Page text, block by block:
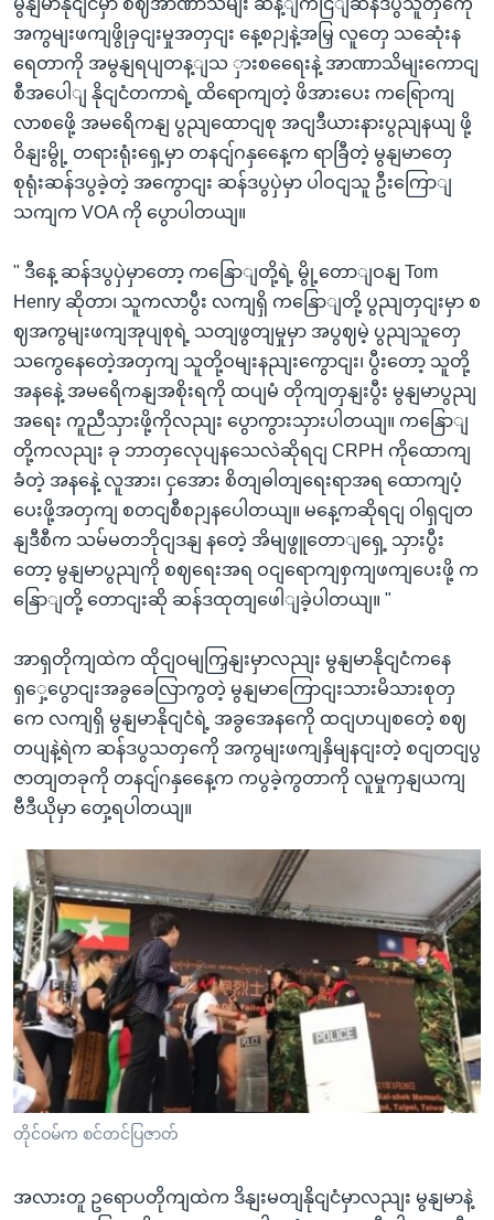
အကွမျးဖကျဖွိုခှငျးမှုအတှငျး နေ့စဉျနဲ့အမြှ လူတှေ သဆေုံးန
ရေတာကို အမွနျရပျတန့ျသ ှားစရေေးနဲ့ အာဏာသိမျးကောငျ
စီအပေါျ နိုငျငံတကာရဲ့ ထိရောကျတဲ့ ဖိအားပေး ကရြောကျ
လာစဖေို့ အမရေိကနျ ပွညျထောငျစု အငျဒီယားနားပွညျနယျ ဖို့
ဝိနျးမွို့ တရားရုံးရှေ့မှာ တနငျ်ဂနှနေေ့က ရာခြီတဲ့ မွနျမာတှေ
စုရုံးဆန်ဒပွခဲ့တဲ့ အကွောငျး ဆန်ဒပွပှဲမှာ ပါဝငျသူ ဦးကြောျ
သကျက VOA ကို ပွောပါတယျ။
" ဒီနေ့ ဆန်ဒပွပှဲမှာတော့ ကနြောျတို့ရဲ့ မွို့တောျဝနျ Tom
Henry ဆိုတာ၊ သူကလာပွီး လကျရှိ ကနြောျတို့ ပွညျတှငျးမှာ စ
ဈအကွမျးဖကျအုပျစုရဲ့ သတျဖွတျမှုမှာ အပွဈမဲ့ ပွညျသူတှေ
သကွေနေတေဲ့အတှကျ သူတို့ဝမျးနညျးကွောငျး၊ ပွီးတော့ သူတို့
အနနေဲ့ အမရေိကနျအစိုးရကို ထပျမံ တိုကျတှနျးပွီး မွနျမာပွညျ
အရေး ကူညီသှားဖို့ကိုလညျး ပွောကွားသှားပါတယျ။ ကနြောျ
တို့ကလညျး ခု ဘာတှလေုပျနသေလဲဆိုရငျ CRPH ကိုထောကျ
ခံတဲ့ အနနေဲ့ လူအား၊ ငှအေား စိတျဓါတျရေးရာအရ ထောကျပံ့
ပေးဖို့အတှကျ စတငျစီစဉျနပေါတယျ။ မနေ့ကဆိုရငျ ဝါရှငျတ
နျဒီစီက သမ်မတဘိုငျဒနျ နတေဲ့ အိမျဖွူတောျရှေ့ သှားပွီး
တော့ မွနျမာပွညျကို စဈရေးအရ ဝငျရောကျစှကျဖကျပေးဖို့ က
နြောျတို့ တောငျးဆို ဆန်ဒထုတျဖေါျခဲ့ပါတယျ။ "
အာရှတိုကျထဲက ထိုငျဝမျကြှနျးမှာလညျး မွနျမာနိုငျငံကနေ
ရှှေ့ပွောငျးအခွခေလြာကွတဲ့ မွနျမာကြောငျးသားမိသားစုတှ
ကေ လကျရှိ မွနျမာနိုငျငံရဲ့ အခွအေနကေို ထငျဟပျစတေဲ့ စဈ
တပျနဲ့ရဲက ဆန်ဒပွသတှကေို အကွမျးဖကျနှိမျနငျးတဲ့ စငျတငျပွ
ဇာတျတခုကို တနငျ်ဂနှနေေ့က ကပွခဲ့ကွတာကို လူမှုကှနျယကျ
ဗီဒီယိုမှာ တှေ့ရပါတယျ။
တိုင်ဝမ်က စင်တင်ပြဇာတ်
အလားတူ ဥရောပတိုကျထဲက ဒိနျးမတျနိုငျငံမှာလညျး မွနျမာနဲ့